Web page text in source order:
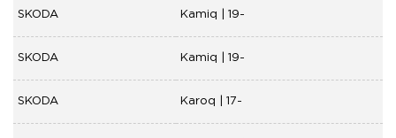
SKODA Kamiq | 19-
SKODA Kamiq | 19-
SKODA Karoq | 17-